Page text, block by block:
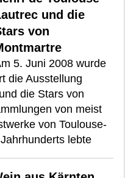
und die
von
5. Juni 2008 wurde
die Ausstellung
die Stars von
von meist
von Toulouse-
lebte